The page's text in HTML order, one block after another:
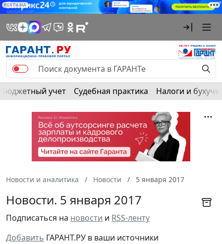
РЕКЛАМА
Бюджетный учет Судебная практика Налоги и
Новости и аналитика Новости 5 января 2017
Новости. 5 января 2017
Подписаться на новости и RSS-ленту
Добавить ГАРАНТ.РУ в ваши источники